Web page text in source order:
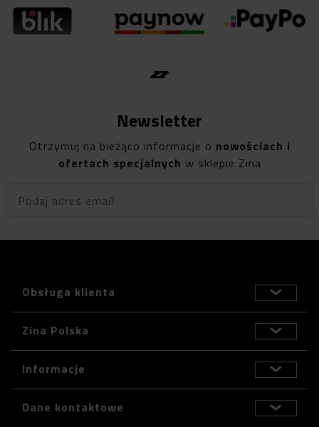
Newsletter
Otrzymuj na bieżąco informacje o nowościach i
ofertach specjalnych w sklepie Zina
Podaj adres email
Obsługa klienta
Zina Polska
Informacje
Dane kontaktowe